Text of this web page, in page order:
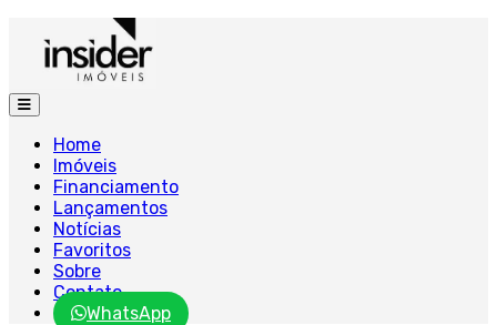
Home
Imóveis
Financiamento
Lançamentos
Notícias
Favoritos
Sobre
Contato
WhatsApp